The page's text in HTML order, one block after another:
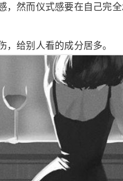
然而仪式感要在自己完
给别人看的成分居多。